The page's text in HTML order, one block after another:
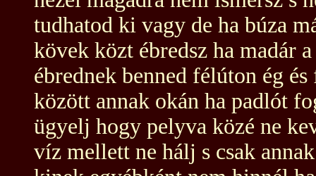
tudhatod ki vagy de ha búza
kövek közt ébredsz ha madár
ébrednek benned félúton ég
között annak okán ha padlót
ügyelj hogy pelyva közé ne
víz mellett ne hálj s csak